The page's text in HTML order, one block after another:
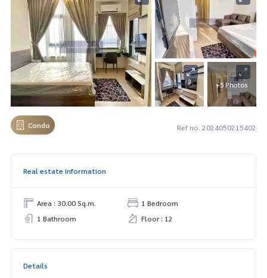
+5 Photos
Condo Ref no. 2024050215402
Real estate information
Area : 30.00 Sq.m.
1 Bedroom
1 Bathroom
Floor : 12
Details